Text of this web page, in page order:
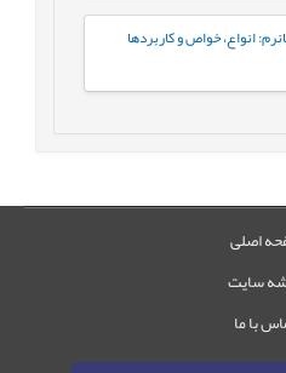
انواع، خواص و کاربردها
اصلی
سایت
با ما